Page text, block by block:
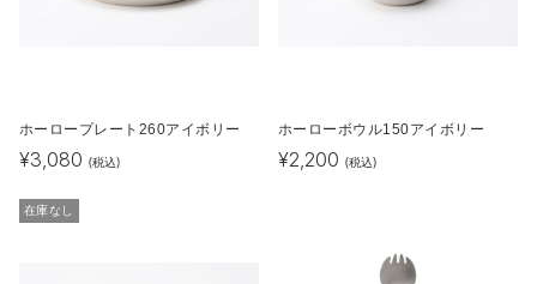
ホーロープレート260アイボリー
¥3,080 (税込)
ホーローボウル150アイボリー
¥2,200 (税込)
在庫なし